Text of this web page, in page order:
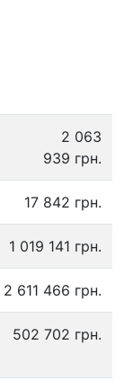
2 063
939 грн.
17 842 грн.
1 019 141 грн.
2 611 466 грн.
502 702 грн.